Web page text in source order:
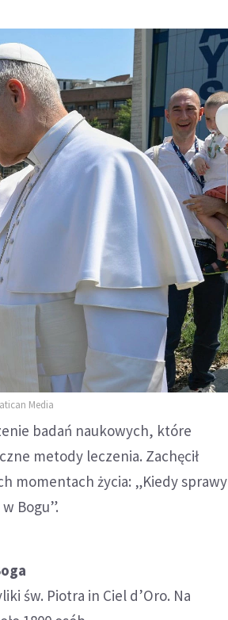
Media
badań naukowych, które
metody leczenia. Zachęcił
momentach życia: „Kiedy sprawy
Bogu”.
św. Piotra in Ciel d’Oro. Na